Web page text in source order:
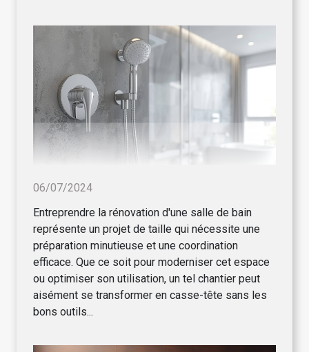
06/07/2024
Entreprendre la rénovation d'une salle de bain
représente un projet de taille qui nécessite une
préparation minutieuse et une coordination
efficace. Que ce soit pour moderniser cet espace
ou optimiser son utilisation, un tel chantier peut
aisément se transformer en casse-tête sans les
bons outils...